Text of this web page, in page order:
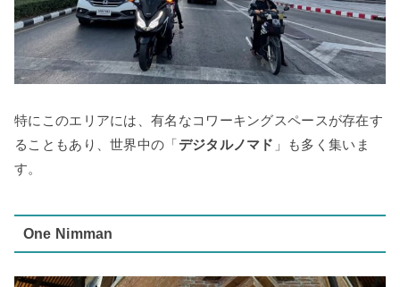
特にこのエリアには、有名なコワーキングスペースが存在す
ることもあり、世界中の「デジタルノマド 」も多く集いま
す。
One Nimman